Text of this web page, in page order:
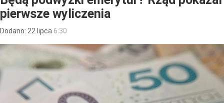
pierwsze wyliczenia
Dodano: 22 lipca 6:30